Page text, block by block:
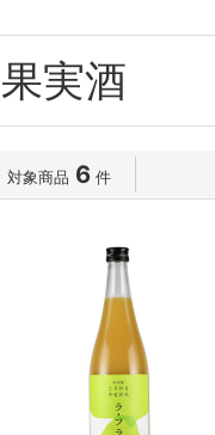
果実酒
対象商品 6 件